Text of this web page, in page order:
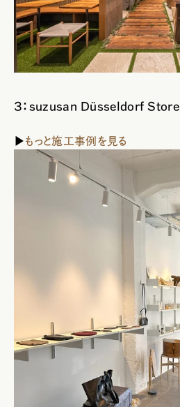
３：suzusan Düsseldorf Store（
▶もっと施工事例を見る